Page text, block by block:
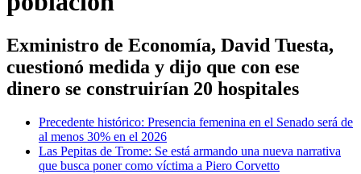
Exministro de Economía, David Tuesta,
cuestionó medida y dijo que con ese
dinero se construirían 20 hospitales
Precedente histórico: Presencia femenina en el Senado será de
al menos 30% en el 2026
Las Pepitas de Trome: Se está armando una nueva narrativa
que busca poner como víctima a Piero Corvetto